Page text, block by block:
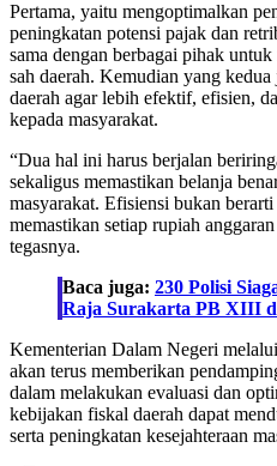
Pertama, yaitu mengoptimalkan
peningkatan potensi pajak dan
sama dengan berbagai pihak
sah daerah. Kemudian yang
daerah agar lebih efektif, efisien,
kepada masyarakat.
“Dua hal ini harus berjalan
sekaligus memastikan belanja
masyarakat. Efisiensi bukan
memastikan setiap rupiah
tegasnya.
Baca juga: 230 Polisi
Raja Surakarta PB XIII
Kementerian Dalam Negeri
akan terus memberikan
dalam melakukan evaluasi dan
kebijakan fiskal daerah dapat
serta peningkatan kesejahteraan